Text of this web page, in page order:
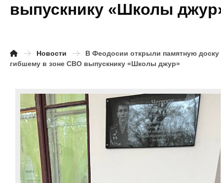
выпускнику «Школы
Новости
В Феодосии открыли памятную доску
гибшему в зоне СВО выпускнику «Школы джур»